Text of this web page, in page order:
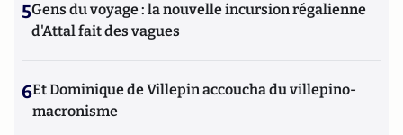
5Gens du voyage : la nouvelle incursion régalienne
d'Attal fait des vagues
6Et Dominique de Villepin accoucha du villepino-
macronisme